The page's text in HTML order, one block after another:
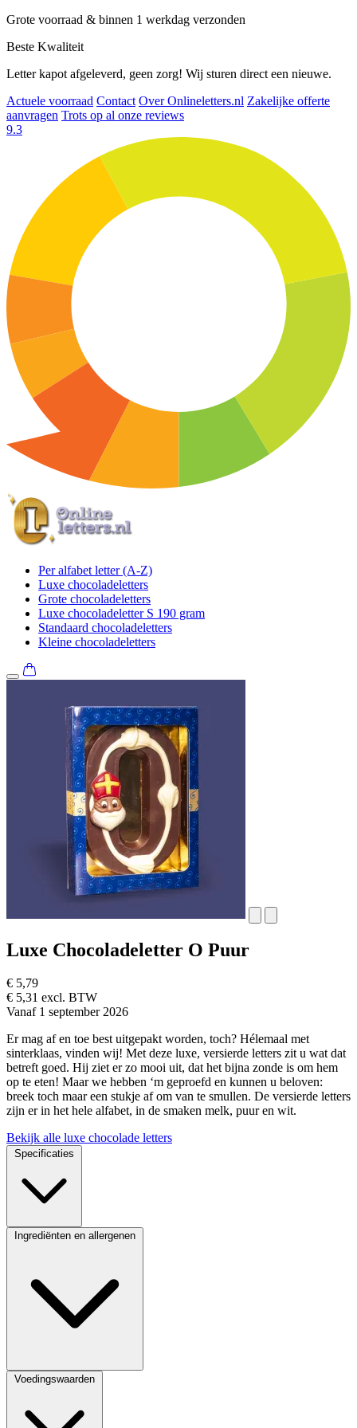
Grote voorraad & binnen 1 werkdag verzonden
Beste Kwaliteit
Letter kapot afgeleverd, geen zorg! Wij sturen direct een nieuwe.
Actuele voorraad Contact Over Onlineletters.nl Zakelijke offerte
aanvragen Trots op al onze reviews
9.3
Per alfabet letter (A-Z)
Luxe chocoladeletters
Grote chocoladeletters
Luxe chocoladeletter S 190 gram
Standaard chocoladeletters
Kleine chocoladeletters
Luxe Chocoladeletter O Puur
€ 5,79
€ 5,31 excl. BTW
Vanaf 1 september 2026
Er mag af en toe best uitgepakt worden, toch? Hélemaal met
sinterklaas, vinden wij! Met deze luxe, versierde letters zit u wat dat
betreft goed. Hij ziet er zo mooi uit, dat het bijna zonde is om hem
op te eten! Maar we hebben ‘m geproefd en kunnen u beloven:
breek toch maar een stukje af om van te smullen. De versierde letters
zijn er in het hele alfabet, in de smaken melk, puur en wit.
Bekijk alle luxe chocolade letters
Specificaties
Ingrediënten en allergenen
Voedingswaarden